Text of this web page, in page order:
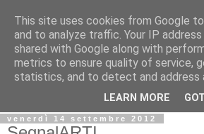
Biblio@rti in
Il Blog della Biblioteca di Area delle
informazioni iniziative incontri
venerdì 14 settembre 2012
This site uses cookies from Google
and to analyze traffic. Your IP
shared with Google along with
metrics to ensure quality of service,
statistics, and to detect and address
LEARN MORE